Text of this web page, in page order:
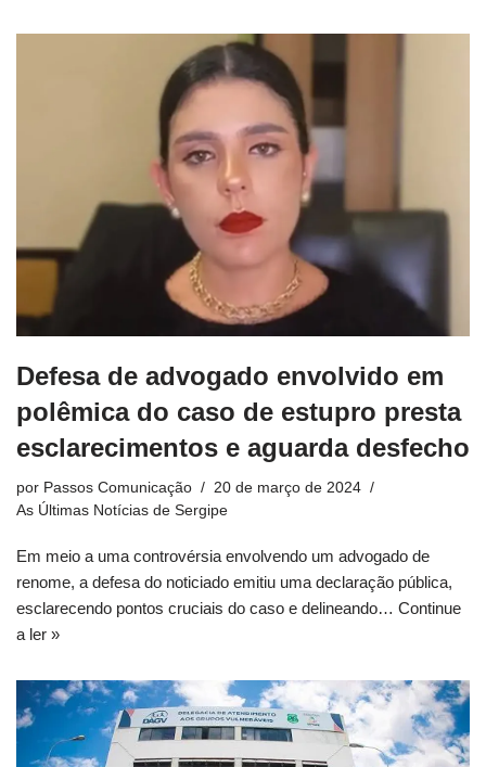
Defesa de advogado envolvido em
polêmica do caso de estupro presta
esclarecimentos e aguarda desfecho
por Passos Comunicação
20 de março de 2024
As Últimas Notícias de Sergipe
Em meio a uma controvérsia envolvendo um advogado de
renome, a defesa do noticiado emitiu uma declaração pública,
esclarecendo pontos cruciais do caso e delineando… Continue
a ler »